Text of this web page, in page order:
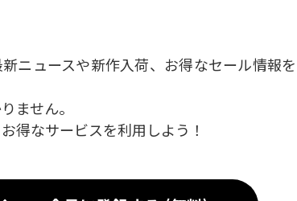
ニュースや新作入荷、お得なセール情報
ません。
得なサービスを利用しよう！